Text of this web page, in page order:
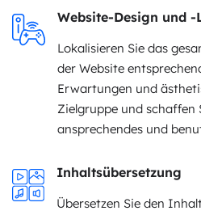
Website-Design und -
Lokalisieren Sie das
der Website
Erwartungen und
Zielgruppe und schaffen
ansprechendes und
Inhaltsübersetzung
Übersetzen Sie den